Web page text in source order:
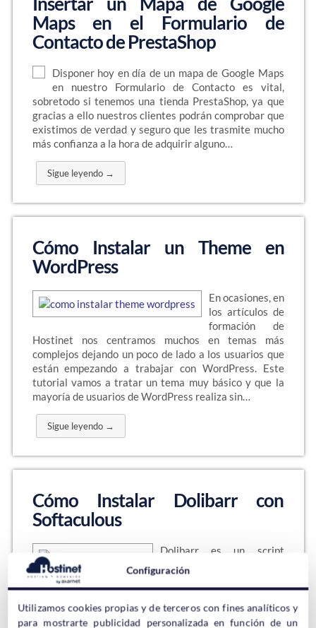
Maps en el Formulario de
Contacto de PrestaShop
Disponer hoy en día de un mapa de Google Maps
en nuestro Formulario de Contacto es vital,
sobretodo si tenemos una tienda PrestaShop, ya que
gracias a ello nuestros clientes podrán comprobar que
existimos de verdad y seguro que les trasmite mucho
más confianza a la hora de adquirir alguno…
Sigue leyendo →
Cómo Instalar un Theme en
WordPress
En ocasiones, en
los artículos de
formación de
Hostinet nos centramos muchos en temas más
complejos dejando un poco de lado a los usuarios que
están empezando a trabajar con WordPress. Este
tutorial vamos a tratar un tema muy básico y que la
mayoría de usuarios de WordPress realiza sin…
Sigue leyendo →
Cómo Instalar Dolibarr con
Softaculous
Dolibarr es un script
enfocado a la gestión de
pequeñas y medianas
empresas PYMES. Dolibarr entra dentro de la
categoría de ERP pero también dentro de CRM así que
podemos decir que Dolibarr es un ERP y CRM. Pero,
Configuración
Utilizamos cookies propias y de terceros con fines analíticos y
para mostrarte publicidad personalizada en función de un